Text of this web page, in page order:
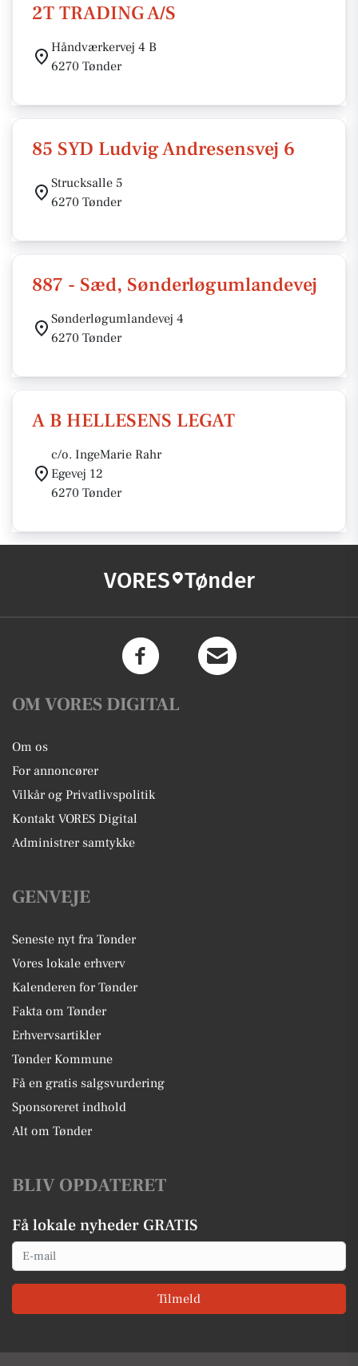
2T TRADING A/S
Håndværkervej 4 B
6270 Tønder
85 SYD Ludvig Andresensvej 6
Strucksalle 5
6270 Tønder
887 - Sæd, Sønderløgumlandevej
Sønderløgumlandevej 4
6270 Tønder
A B HELLESENS LEGAT
c/o. IngeMarie Rahr
Egevej 12
6270 Tønder
VORES Tønder
OM VORES DIGITAL
Om os
For annoncører
Vilkår og Privatlivspolitik
Kontakt VORES Digital
Administrer samtykke
GENVEJE
Seneste nyt fra Tønder
Vores lokale erhverv
Kalenderen for Tønder
Fakta om Tønder
Erhvervsartikler
Tønder Kommune
Få en gratis salgsvurdering
Sponsoreret indhold
Alt om Tønder
BLIV OPDATERET
Få lokale nyheder GRATIS
Email
Tilmeld